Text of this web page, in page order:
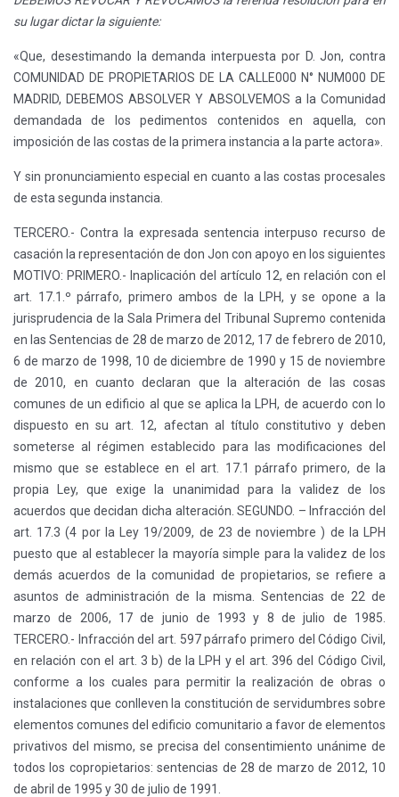
su lugar dictar la siguiente:
«Que, desestimando la demanda interpuesta por D. Jon, contra
COMUNIDAD DE PROPIETARIOS DE LA CALLE000 N° NUM000 DE
MADRID, DEBEMOS ABSOLVER Y ABSOLVEMOS a la Comunidad
demandada de los pedimentos contenidos en aquella, con
imposición de las costas de la primera instancia a la parte actora».
Y sin pronunciamiento especial en cuanto a las costas procesales
de esta segunda instancia.
TERCERO.- Contra la expresada sentencia interpuso recurso de
casación la representación de don Jon con apoyo en los siguientes
MOTIVO: PRIMERO.- Inaplicación del artículo 12, en relación con el
art. 17.1.º párrafo, primero ambos de la LPH, y se opone a la
jurisprudencia de la Sala Primera del Tribunal Supremo contenida
en las Sentencias de 28 de marzo de 2012, 17 de febrero de 2010,
6 de marzo de 1998, 10 de diciembre de 1990 y 15 de noviembre
de 2010, en cuanto declaran que la alteración de las cosas
comunes de un edificio al que se aplica la LPH, de acuerdo con lo
dispuesto en su art. 12, afectan al título constitutivo y deben
someterse al régimen establecido para las modificaciones del
mismo que se establece en el art. 17.1 párrafo primero, de la
propia Ley, que exige la unanimidad para la validez de los
acuerdos que decidan dicha alteración. SEGUNDO. – Infracción del
art. 17.3 (4 por la Ley 19/2009, de 23 de noviembre ) de la LPH
puesto que al establecer la mayoría simple para la validez de los
demás acuerdos de la comunidad de propietarios, se refiere a
asuntos de administración de la misma. Sentencias de 22 de
marzo de 2006, 17 de junio de 1993 y 8 de julio de 1985.
TERCERO.- Infracción del art. 597 párrafo primero del Código Civil,
en relación con el art. 3 b) de la LPH y el art. 396 del Código Civil,
conforme a los cuales para permitir la realización de obras o
instalaciones que conlleven la constitución de servidumbres sobre
elementos comunes del edificio comunitario a favor de elementos
privativos del mismo, se precisa del consentimiento unánime de
todos los copropietarios: sentencias de 28 de marzo de 2012, 10
de abril de 1995 y 30 de julio de 1991.